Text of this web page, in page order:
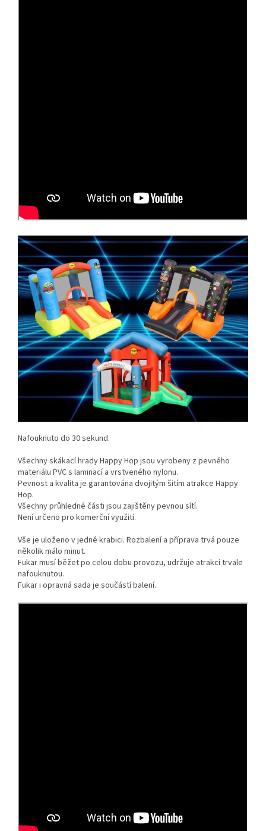
Nafouknuto do 30 sekund.
Všechny skákací hrady Happy Hop jsou vyrobeny z pevného
materiálu PVC s laminací a vrstveného nylonu.
Pevnost a kvalita je garantována dvojitým šitím atrakce Happy
Hop.
Všechny průhledné části jsou zajištěny pevnou sítí.
Není určeno pro komerční využití.
Vše je uloženo v jedné krabici. Rozbalení a příprava trvá pouze
několik málo minut.
Fukar musí běžet po celou dobu provozu, udržuje atrakci trvale
nafouknutou.
Fukar i opravná sada je součástí balení.